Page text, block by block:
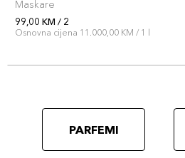
Maskare
99,00 KM / 2
Osnovna cijena 11.000,00 KM / 1 l
PARFEMI